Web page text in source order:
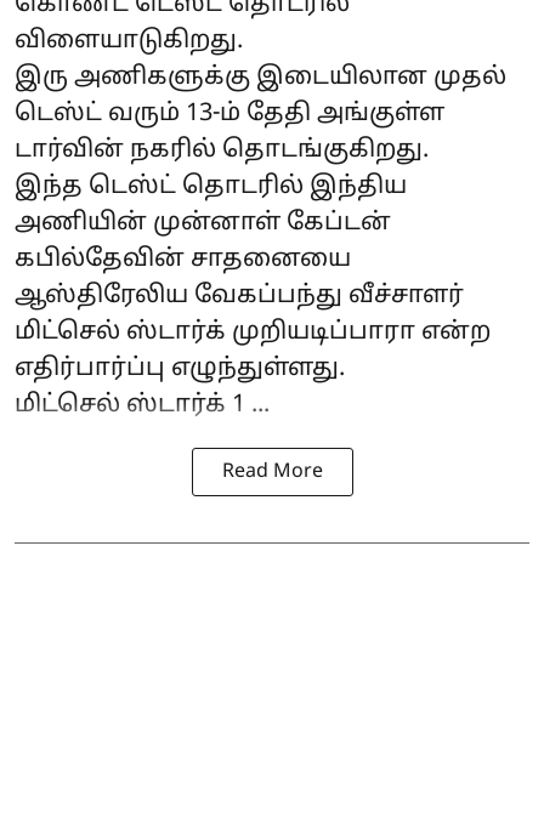
விளையாடுகிறது.
இரு அணிகளுக்கு இடையிலான முதல்
டெஸ்ட் வரும் 13-ம் தேதி அங்குள்ள
டார்வின் நகரில் தொடங்குகிறது.
இந்த டெஸ்ட் தொடரில் இந்திய
அணியின் முன்னாள் கேப்டன்
கபில்தேவின் சாதனையை
ஆஸ்திரேலிய வேகப்பந்து வீச்சாளர்
மிட்செல் ஸ்டார்க் முறியடிப்பாரா என்ற
எதிர்பார்ப்பு எழுந்துள்ளது.
மிட்செல் ஸ்டார்க் 1 ...
Read More